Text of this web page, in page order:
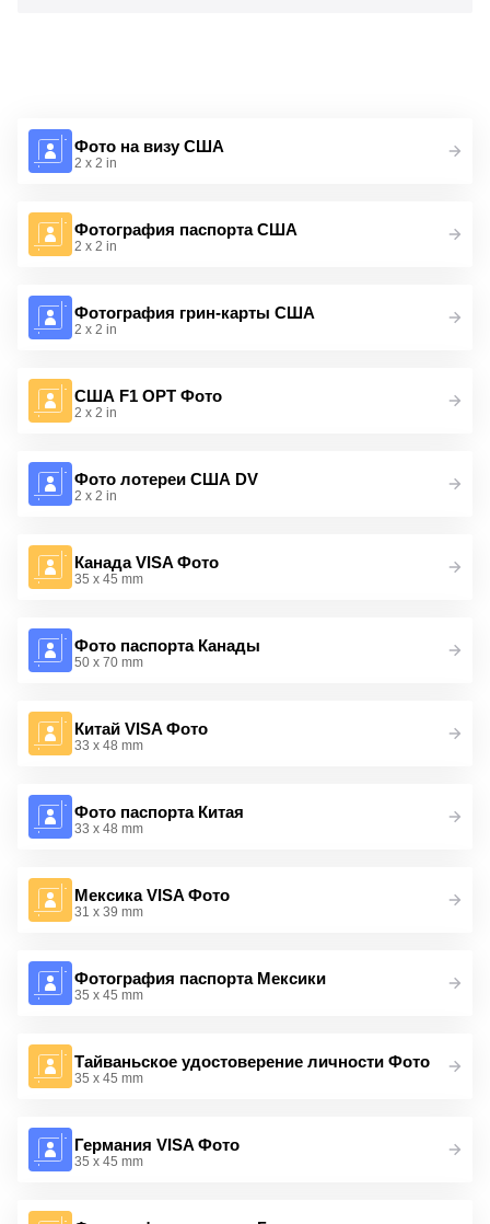
Фото на визу США
2 x 2 in
Фотография паспорта США
2 x 2 in
Фотография грин-карты США
2 x 2 in
США F1 OPT Фото
2 x 2 in
Фото лотереи США DV
2 x 2 in
Канада VISA Фото
35 x 45 mm
Фото паспорта Канады
50 x 70 mm
Китай VISA Фото
33 x 48 mm
Фото паспорта Китая
33 x 48 mm
Мексика VISA Фото
31 x 39 mm
Фотография паспорта Мексики
35 x 45 mm
Тайваньское удостоверение личности Фото
35 x 45 mm
Германия VISA Фото
35 x 45 mm